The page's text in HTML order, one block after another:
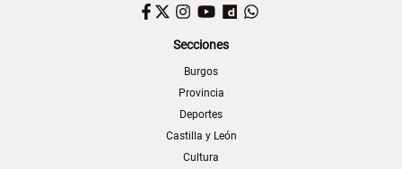
Facebook
TwitterInstagram
YouTubeDailymotion
Secciones
Burgos
Provincia
Deportes
Castilla y León
Cultura